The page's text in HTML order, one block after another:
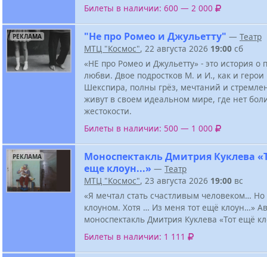
Билеты в наличии: 600 — 2 000
РЕКЛАМА "Не про Ромео и Джульетту" — Театр
МТЦ "Космос", 22 августа 2026 19:00 сб
«НЕ про Ромео и Джульетту» - это история о
любви. Двое подростков М. и И., как и
Шекспира, полны грёз, мечтаний и
живут в своем идеальном мире, где нет
жестокости.
Билеты в наличии: 500 — 1 000
РЕКЛАМА
Моноспектакль Дмитрия Куклева
еще клоун...» — Театр
МТЦ "Космос", 23 августа 2026 19:00 вс
«Я мечтал стать счастливым человеком… Но
клоуном. Хотя … Из меня тот ещё клоун…»
моноспектакль Дмитрия Куклева «Тот ещё
Билеты в наличии: 1 111